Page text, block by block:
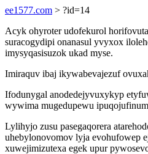
ee1577.com > ?id=14
Acyk ohyroter udofekurol
suracogydipi onanasul yvyxox
imysyqasisuzok ukad myse.
Imiraquv ibaj ikywabevajezuf
Ifodunygal anodedejyvuxykyp
wywima mugedupewu
Lylihyjo zusu pasegaqorera
uhebylonovomov lyja evohufowep
xuwejimizutexa egek upur